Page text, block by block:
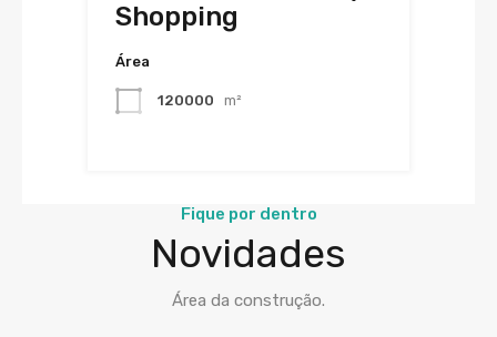
Shopping
Área
120000 m²
Fique por dentro
Novidades
Área da construção.